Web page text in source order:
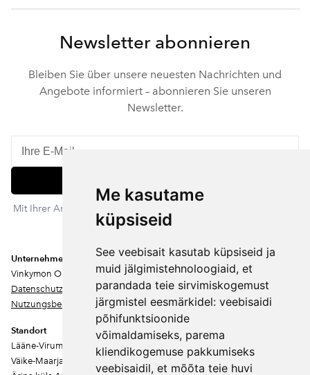
Me kasutame
küpsiseid
See veebisait kasutab küpsiseid ja
muid jälgimistehnoloogiaid, et
parandada teie sirvimiskogemust
järgmistel eesmärkidel: veebisaidi
põhifunktsioonide
võimaldamiseks, parema
kliendikogemuse pakkumiseks
veebisaidil, et mõõta teie huvi
Newsletter abonnieren
Bleiben Sie über unsere neuesten Nachrichten und
Angebote informiert – abonnieren Sie unseren
Newsletter.
Mit Ihrer Anmeldung stimmen Sie unserer Datenschutzerklärung
zu. Sie können sich jederzeit abmelden.
Unternehmen
Vinkymon OÜ
Datenschutz
Nutzungsbedingungen
Standort
Lääne-Virumaa
Väike-Maarja vald